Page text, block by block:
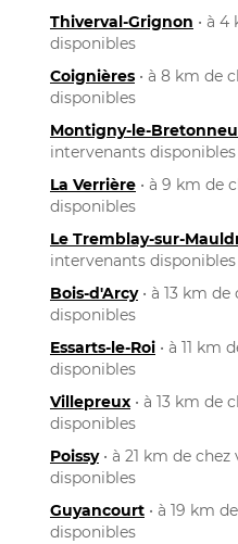
Thiverval-Grignon • à
disponibles
Coignières • à 8 km de
disponibles
Montigny-le-
intervenants disponibles
La Verrière • à 9 km de
disponibles
Le Tremblay-sur-
intervenants disponibles
Bois-d'Arcy• à 13 km de
disponibles
Essarts-le-Roi • à 11 km
disponibles
Villepreux • à 13 km de
disponibles
Poissy• à 21 km de
disponibles
Guyancourt • à 19 km
disponibles